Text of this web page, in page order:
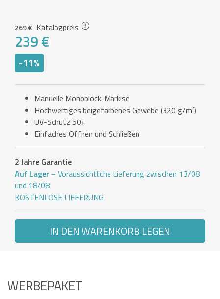
269 € Katalogpreis
239 €
-11%
Manuelle Monoblock-Markise
Hochwertiges beigefarbenes Gewebe (320 g/m²)
UV-Schutz 50+
Einfaches Öffnen und Schließen
2 Jahre Garantie
Auf Lager – Voraussichtliche Lieferung zwischen 13/08
und 18/08
KOSTENLOSE LIEFERUNG
IN DEN WARENKORB LEGEN
WERBEPAKET